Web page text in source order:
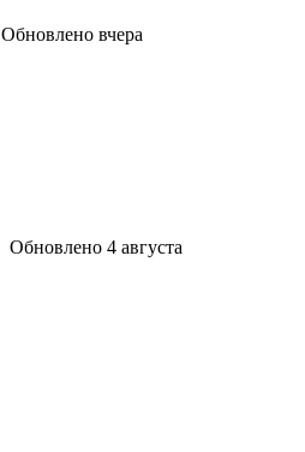
Обновлено вчера
Обновлено 4 августа